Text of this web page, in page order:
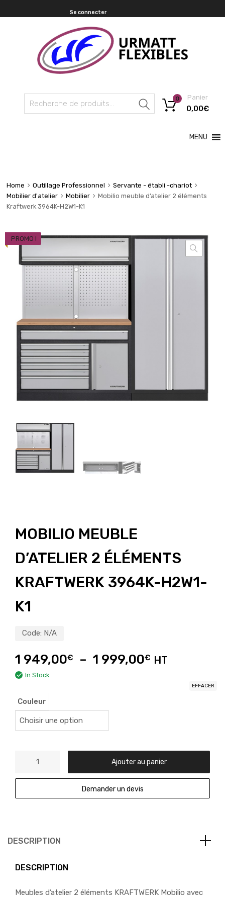
Se connecter
Recherche
Panier
0,00€
0
MENU
Home Outillage Professionnel
Servante - établi -chariot
Mobilier d'atelier
Mobilier
Mobilio meuble d’atelier 2 éléments
Kraftwerk 3964K-H2W1-K1
PROMO !
MOBILIO MEUBLE
D’ATELIER 2 ÉLÉMENTS
KRAFTWERK 3964K-H2W1-
K1
Code: N/A
1 949,00€ – 1 999,00€ HT
In Stock
Couleur
EFFACER
Ajouter au panier
Demander un devis
DESCRIPTION
DESCRIPTION
Meubles d’atelier 2 éléments KRAFTWERK Mobilio avec